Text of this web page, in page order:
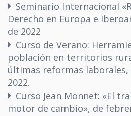
Seminario Internacional
Derecho en Europa e
de 2022
Curso de Verano:
población en territorios
últimas reformas laborales,
2022.
Curso Jean Monnet: «El
motor de cambio», de